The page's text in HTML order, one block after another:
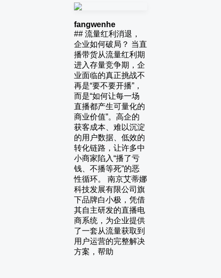
fangwenhe
## 流量红利消退，
企业如何破局？ 当直
播带货从流量红利期
进入存量竞争期，企
业面临的真正挑战不
再是“要不要开播”，
而是“如何让每一场
直播都产生可量化的
商业价值”。高企的
获客成本、难以沉淀
的用户数据、低效的
转化链路，让许多中
小商家陷入“播了亏
钱、不播等死”的恶
性循环。 南京艾蒂娜
科技发展有限公司旗
下品牌白小极，凭借
其自主研发的直播电
商系统，为企业提供
了一套从流量获取到
用户运营的完整解决
方案，帮助